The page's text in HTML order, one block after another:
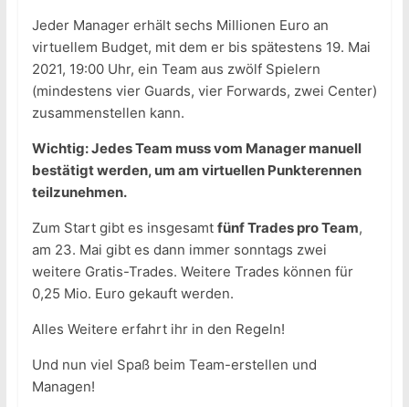
Jeder Manager erhält sechs Millionen Euro an
virtuellem Budget, mit dem er bis spätestens 19. Mai
2021, 19:00 Uhr, ein Team aus zwölf Spielern
(mindestens vier Guards, vier Forwards, zwei Center)
zusammenstellen kann.
Wichtig: Jedes Team muss vom Manager manuell
bestätigt werden, um am virtuellen Punkterennen
teilzunehmen.
Zum Start gibt es insgesamt fünf Trades pro Team,
am 23. Mai gibt es dann immer sonntags zwei
weitere Gratis-Trades. Weitere Trades können für
0,25 Mio. Euro gekauft werden.
Alles Weitere erfahrt ihr in den Regeln!
Und nun viel Spaß beim Team-erstellen und
Managen!